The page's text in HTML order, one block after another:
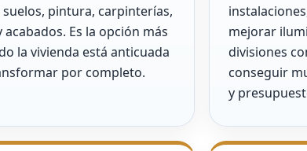
suelos, pintura, carpinterías,
Es la opción más
la vivienda está anticuada
por completo.
mejorar
divisiones
conseguir
y